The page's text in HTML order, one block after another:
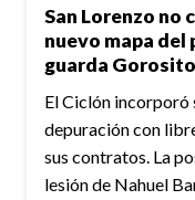
San Lorenzo no
nuevo mapa del
guarda Gorosito
El Ciclón incorporó
depuración con
sus contratos. La
lesión de Nahuel